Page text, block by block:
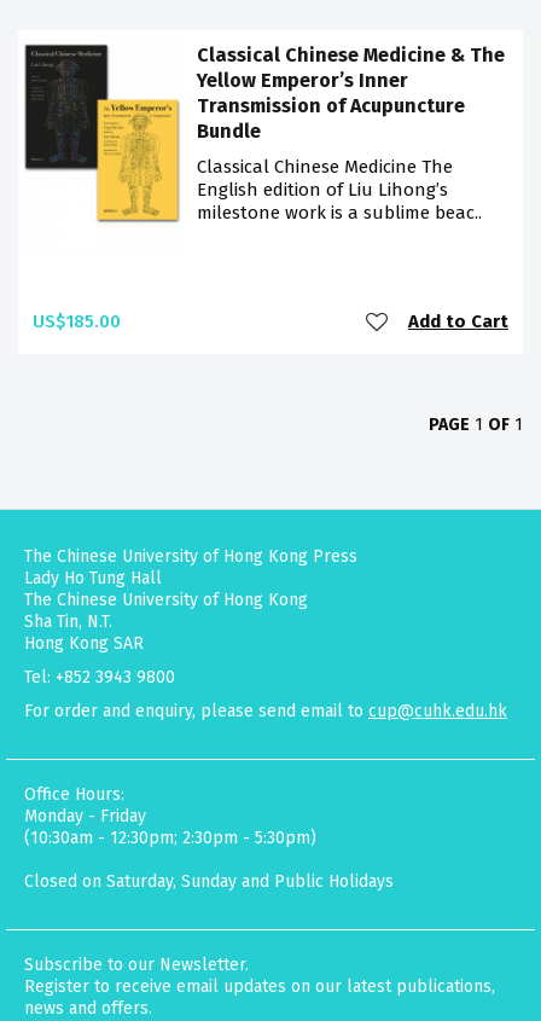
Classical Chinese Medicine & The
Yellow Emperor’s Inner
Transmission of Acupuncture
Bundle
Classical Chinese Medicine The
English edition of Liu Lihong’s
milestone work is a sublime beac..
US$185.00 Add to Cart
PAGE 1 OF 1
The Chinese University of Hong Kong Press
Lady Ho Tung Hall
The Chinese University of Hong Kong
Sha Tin, N.T.
Hong Kong SAR
Tel: +852 3943 9800
For order and enquiry, please send email to cup@cuhk.edu.hk
Office Hours:
Monday - Friday
(10:30am - 12:30pm; 2:30pm - 5:30pm)
Closed on Saturday, Sunday and Public Holidays
Subscribe to our Newsletter.
Register to receive email updates on our latest publications,
news and offers.